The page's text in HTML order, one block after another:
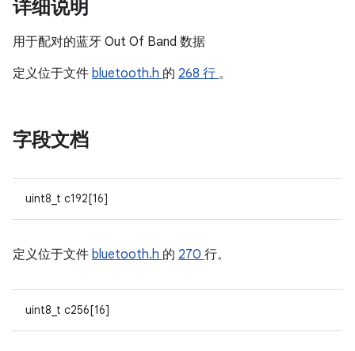
详细说明
用于配对的蓝牙 Out Of Band 数据
定义位于文件 bluetooth.h 的 268 行 。
字段文档
uint8_t c192[16]
定义位于文件 bluetooth.h 的 270 行。
uint8_t c256[16]